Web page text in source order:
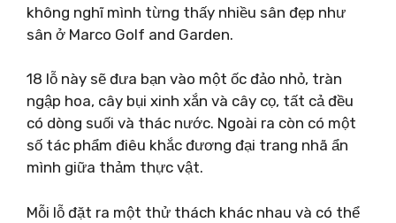
không nghĩ mình từng thấy nhiều sân đẹp như
sân ở Marco Golf and Garden.
18 lỗ này sẽ đưa bạn vào một ốc đảo nhỏ, tràn
ngập hoa, cây bụi xinh xắn và cây cọ, tất cả đều
có dòng suối và thác nước. Ngoài ra còn có một
số tác phẩm điêu khắc đương đại trang nhã ẩn
mình giữa thảm thực vật.
Mỗi lỗ đặt ra một thử thách khác nhau và có thể